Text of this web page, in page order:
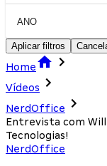
ANO
Aplicar filtros
Home
Vídeos
NerdOffice
Entrevista com Will
Tecnologias!
NerdOffice